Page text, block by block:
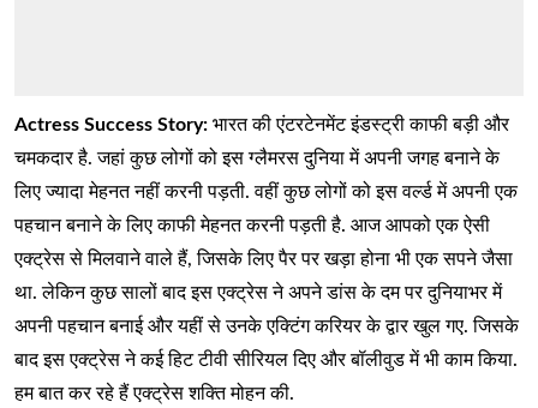
Actress Success Story: भारत की एंटरटेनमेंट इंडस्ट्री काफी बड़ी और
चमकदार है. जहां कुछ लोगों को इस ग्लैमरस दुनिया में अपनी जगह बनाने के
लिए ज्यादा मेहनत नहीं करनी पड़ती. वहीं कुछ लोगों को इस वर्ल्ड में अपनी एक
पहचान बनाने के लिए काफी मेहनत करनी पड़ती है. आज आपको एक ऐसी
एक्ट्रेस से मिलवाने वाले हैं, जिसके लिए पैर पर खड़ा होना भी एक सपने जैसा
था. लेकिन कुछ सालों बाद इस एक्ट्रेस ने अपने डांस के दम पर दुनियाभर में
अपनी पहचान बनाई और यहीं से उनके एक्टिंग करियर के द्वार खुल गए. जिसके
बाद इस एक्ट्रेस ने कई हिट टीवी सीरियल दिए और बॉलीवुड में भी काम किया.
हम बात कर रहे हैं एक्ट्रेस शक्ति मोहन की.